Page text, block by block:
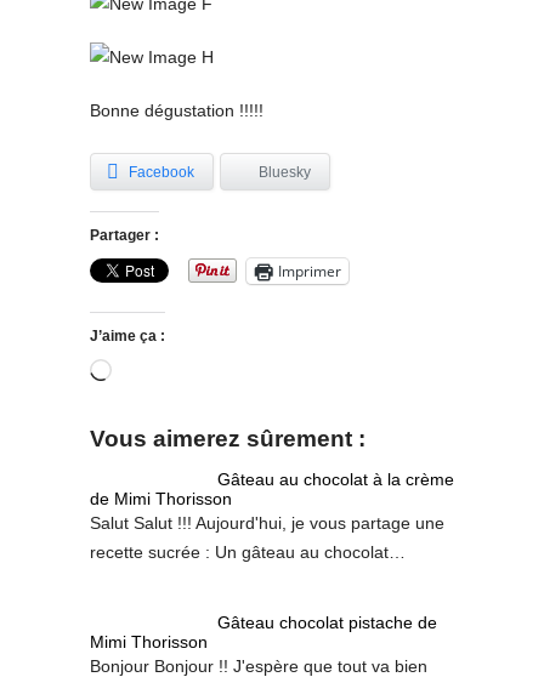
Bonne dégustation !!!!!
Facebook Bluesky
Partager :
Imprimer
J’aime ça :
Chargement…
Vous aimerez sûrement :
Gâteau au chocolat à la crème
de Mimi Thorisson
Salut Salut !!! Aujourd'hui, je vous partage une
recette sucrée : Un gâteau au chocolat…
Gâteau chocolat pistache de
Mimi Thorisson
Bonjour Bonjour !! J'espère que tout va bien